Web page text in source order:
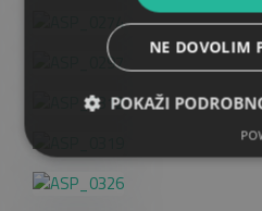
NE DOVOLIM
POKAŽI